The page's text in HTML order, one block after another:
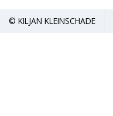
© KILJAN KLEINSCHADE